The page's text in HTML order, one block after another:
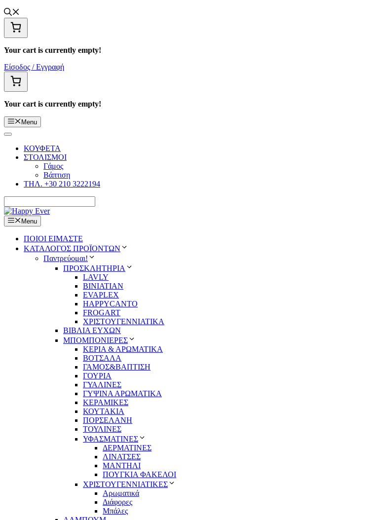
Your cart is currently empty!
Είσοδος / Εγγραφή
Your cart is currently empty!
Menu
ΚΟΥΦΕΤΑ
ΣΤΟΛΙΣΜΟΙ
Γάμος
Βάπτιση
ΤΗΛ. +30 210 3222194
Menu
ΠΟΙΟΙ ΕΙΜΑΣΤΕ
ΚΑΤΑΛΟΓΟΣ ΠΡΟΪΟΝΤΩΝ
Παντρεύομαι!
ΠΡΟΣΚΛΗΤΗΡΙΑ
LAVLY
BINIATIAN
EVAPLEX
HAPPYCANTO
FROGART
ΧΡΙΣΤΟΥΓΕΝΝΙΑΤΙΚΑ
ΒΙΒΛΙΑ ΕΥΧΩΝ
ΜΠΟΜΠΟΝΙΕΡΕΣ
ΚΕΡΙΑ & ΑΡΩΜΑΤΙΚΑ
ΒΟΤΣΑΛΑ
ΓΑΜΟΣ&ΒΑΠΤΙΣΗ
ΓΟΥΡΙΑ
ΓΥΑΛΙΝΕΣ
ΓΥΨΙΝΑ ΑΡΩΜΑΤΙΚΑ
ΚΕΡΑΜΙΚΕΣ
ΚΟΥΤΑΚΙΑ
ΠΟΡΣΕΛΑΝΗ
ΤΟΥΛΙΝΕΣ
ΥΦΑΣΜΑΤΙΝΕΣ
ΔΕΡΜΑΤΙΝΕΣ
ΛΙΝΑΤΣΕΣ
ΜΑΝΤΗΛΙ
ΠΟΥΓΚΙΑ ΦΑΚΕΛΟΙ
ΧΡΙΣΤΟΥΓΕΝΝΙΑΤΙΚΕΣ
Αρωματικά
Διάφορες
Μπάλες